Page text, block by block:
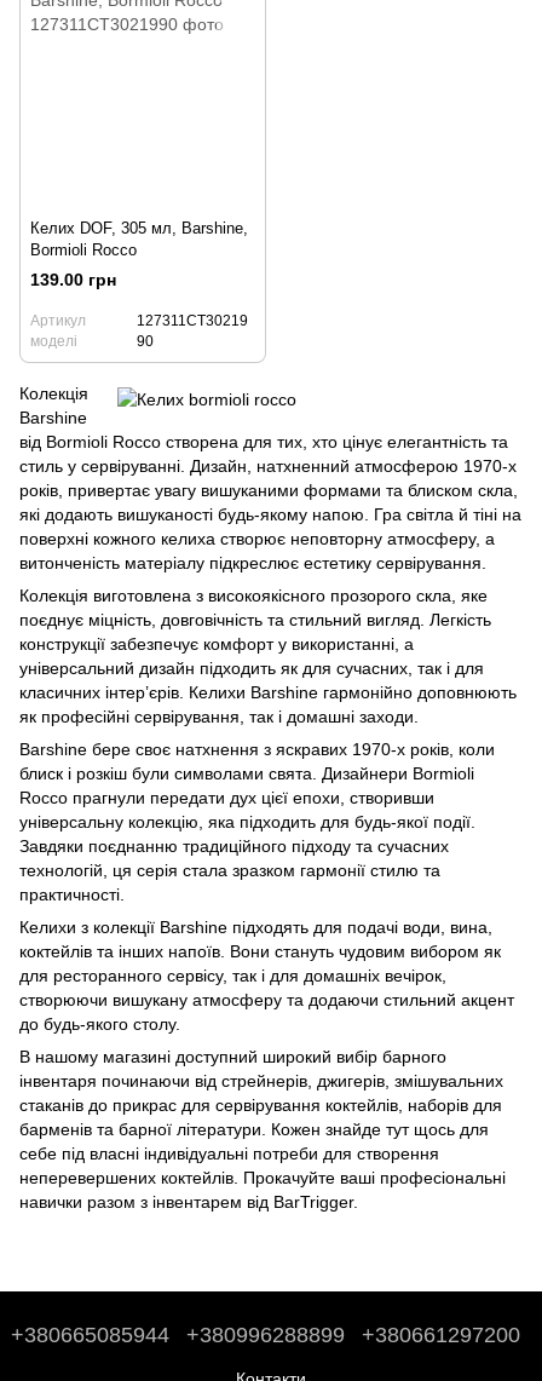
Келих DOF, 305 мл, Barshine,
Bormioli Rocco
139.00 грн
Артикул
моделі
127311CT30219
90
Колекція
Barshine
від Bormioli Rocco створена для тих, хто цінує елегантність та
стиль у сервіруванні. Дизайн, натхненний атмосферою 1970-х
років, привертає увагу вишуканими формами та блиском скла,
які додають вишуканості будь-якому напою. Гра світла й тіні на
поверхні кожного келиха створює неповторну атмосферу, а
витонченість матеріалу підкреслює естетику сервірування.
Колекція виготовлена з високоякісного прозорого скла, яке
поєднує міцність, довговічність та стильний вигляд. Легкість
конструкції забезпечує комфорт у використанні, а
універсальний дизайн підходить як для сучасних, так і для
класичних інтер’єрів. Келихи Barshine гармонійно доповнюють
як професійні сервірування, так і домашні заходи.
Barshine бере своє натхнення з яскравих 1970-х років, коли
блиск і розкіш були символами свята. Дизайнери Bormioli
Rocco прагнули передати дух цієї епохи, створивши
універсальну колекцію, яка підходить для будь-якої події.
Завдяки поєднанню традиційного підходу та сучасних
технологій, ця серія стала зразком гармонії стилю та
практичності.
Келихи з колекції Barshine підходять для подачі води, вина,
коктейлів та інших напоїв. Вони стануть чудовим вибором як
для ресторанного сервісу, так і для домашніх вечірок,
створюючи вишукану атмосферу та додаючи стильний акцент
до будь-якого столу.
В нашому магазині доступний широкий вибір барного
інвентаря починаючи від стрейнерів, джигерів, змішувальних
стаканів до прикрас для сервірування коктейлів наборів для
барменів та барної літератури . Кожен знайде тут щось для
себе під власні індивідуальні потреби для створення
неперевершених коктейлів. Прокачуйте ваші професіональні
навички разом з інвентарем від BarTrigger.
+380665085944 +380996288899 +380661297200